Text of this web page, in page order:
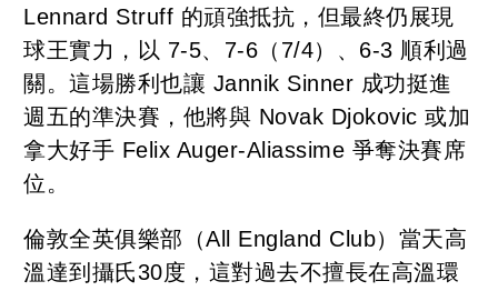
Lennard Struff 的頑強抵抗，但最終仍展現
球王實力，以 7-5、7-6（7/4）、6-3 順利過
關。這場勝利也讓 Jannik Sinner 成功挺進
週五的準決賽，他將與 Novak Djokovic 或加
拿大好手 Felix Auger-Aliassime 爭奪決賽席
位。
倫敦全英俱樂部（All England Club）當天高
溫達到攝氏30度，這對過去不擅長在高溫環